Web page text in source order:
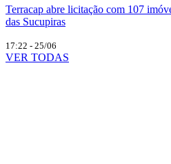
Terracap abre licitação com 107
das Sucupiras
17:22 - 25/06
VER TODAS